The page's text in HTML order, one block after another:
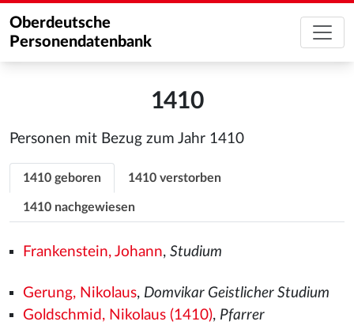
Oberdeutsche
Personendatenbank
1410
Personen mit Bezug zum Jahr 1410
1410 geboren 1410 verstorben
1410 nachgewiesen
Frankenstein, Johann, Studium
Gerung, Nikolaus, Domvikar Geistlicher Studium
Goldschmid, Nikolaus (1410), Pfarrer